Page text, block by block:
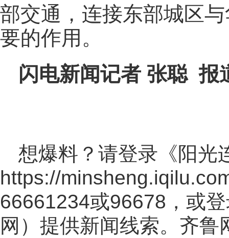
部交通，连接东部城区
要的作用。
闪电新闻记者 张聪 报
想爆料？请登录《阳光
https://
66661234或96678，或
网 ）提供新闻线索。齐鲁